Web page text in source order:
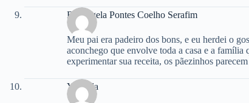
Rosângela Pontes Coelho Serafim
Meu pai era padeiro dos bons, e eu herdei o
aconchego que envolve toda a casa e a família
experimentar sua receita, os pãezinhos
Yolanda